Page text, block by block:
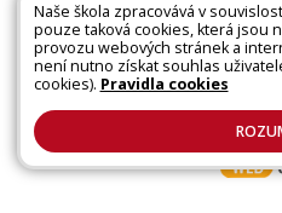
Všechna práva
Mapa stránek|Kontakty
o přístupnosti|
Naše škola zpracovává v
pouze taková cookies, která jsou
provozu webových stránek a
není nutno získat souhlas
cookies). Pravidla cookies